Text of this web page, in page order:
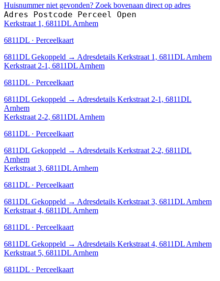
Huisnummer niet gevonden? Zoek bovenaan direct op adres
Adres Postcode Perceel Open
Kerkstraat 1, 6811DL Arnhem
6811DL · Perceelkaart
6811DL Gekoppeld → Adresdetails Kerkstraat 1, 6811DL Arnhem
Kerkstraat 2-1, 6811DL Arnhem
6811DL · Perceelkaart
6811DL Gekoppeld → Adresdetails Kerkstraat 2-1, 6811DL
Arnhem
Kerkstraat 2-2, 6811DL Arnhem
6811DL · Perceelkaart
6811DL Gekoppeld → Adresdetails Kerkstraat 2-2, 6811DL
Arnhem
Kerkstraat 3, 6811DL Arnhem
6811DL · Perceelkaart
6811DL Gekoppeld → Adresdetails Kerkstraat 3, 6811DL Arnhem
Kerkstraat 4, 6811DL Arnhem
6811DL · Perceelkaart
6811DL Gekoppeld → Adresdetails Kerkstraat 4, 6811DL Arnhem
Kerkstraat 5, 6811DL Arnhem
6811DL · Perceelkaart